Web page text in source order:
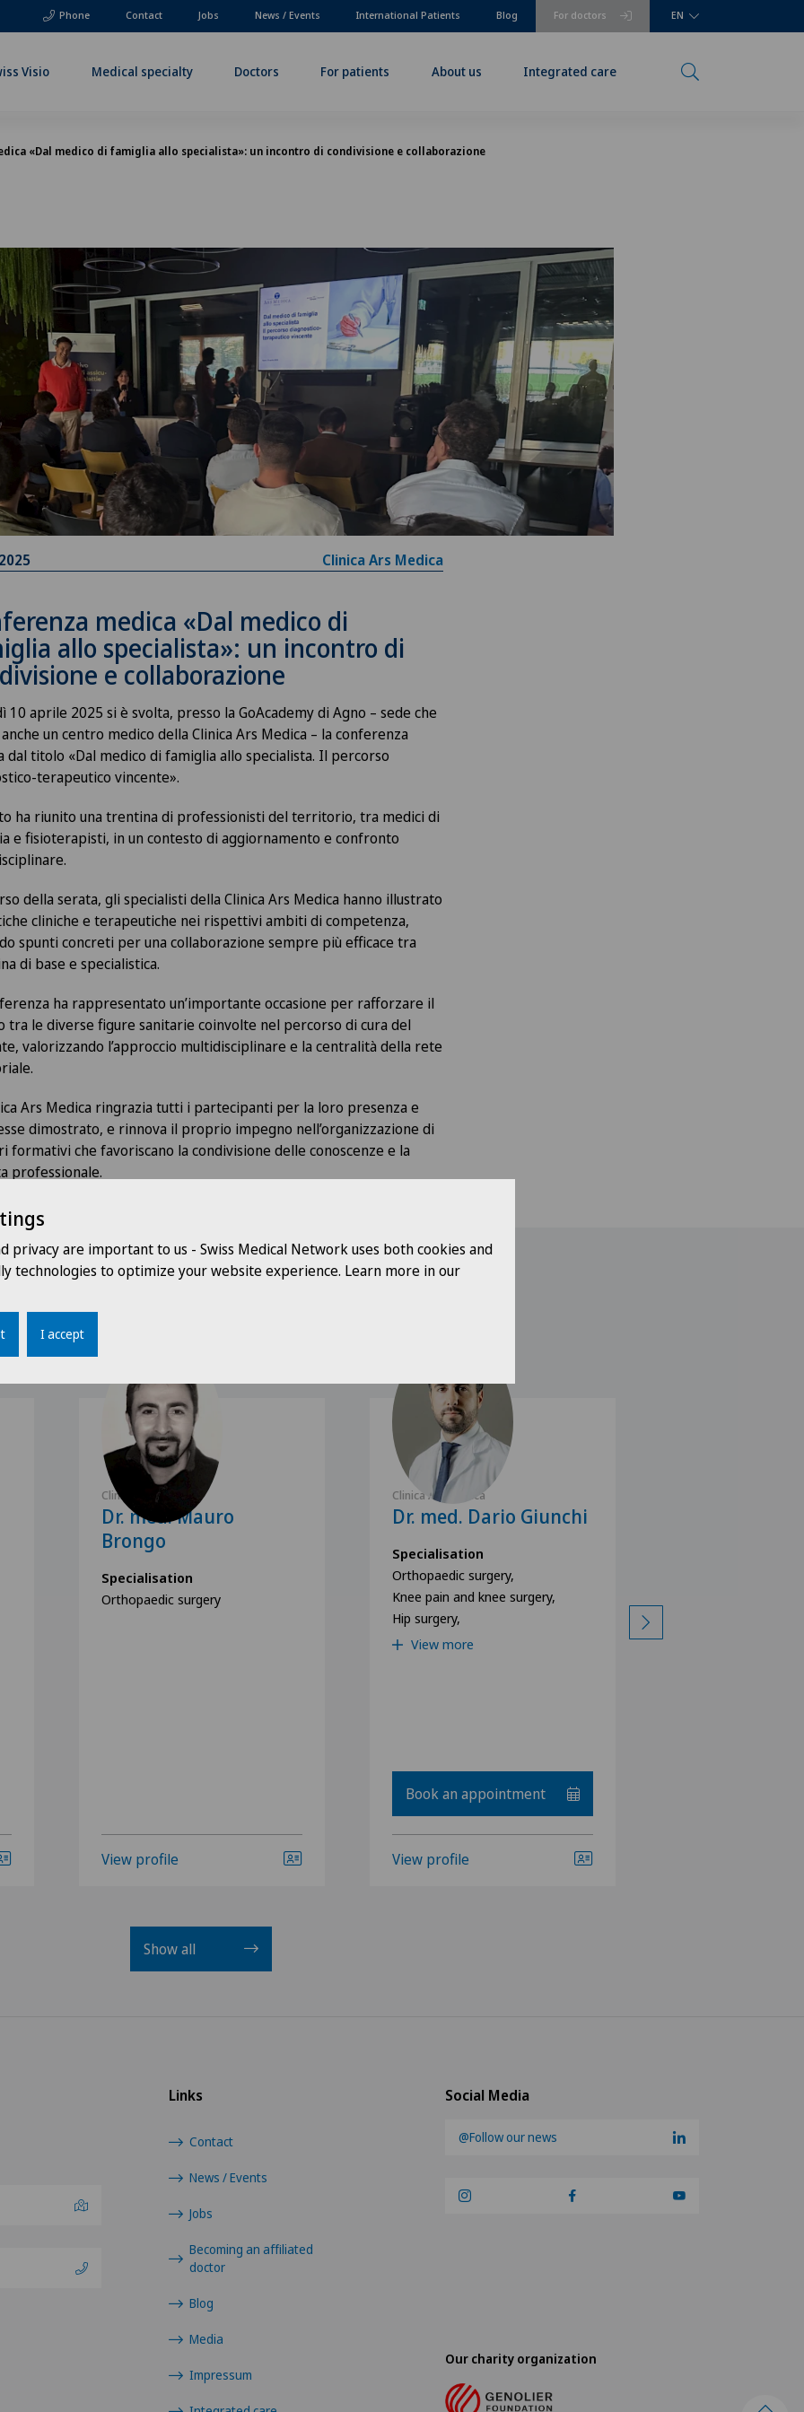
Phone For doctors
Contact Jobs News / Events International Patients Blog EN
Visio Medical specialty Doctors For patients About us Integrated care
«Dal medico di famiglia allo specialista»: un incontro di condivisione e collaborazione
Clinica Ars Medica
medica «Dal medico di
allo specialista»: un incontro di
e collaborazione
10 aprile 2025 si è svolta, presso la GoAcademy di Agno – sede che
un centro medico della Clinica Ars Medica – la conferenza
dal titolo «Dal medico di famiglia allo specialista. Il percorso
terapeutico vincente».
ha riunito una trentina di professionisti del territorio, tra medici di
e fisioterapisti, in un contesto di aggiornamento e confronto
della serata, gli specialisti della Clinica Ars Medica hanno illustrato
cliniche e terapeutiche nei rispettivi ambiti di competenza,
spunti concreti per una collaborazione sempre più efficace tra
di base e specialistica.
ha rappresentato un’importante occasione per rafforzare il
tra le diverse figure sanitarie coinvolte nel percorso di cura del
valorizzando l’approccio multidisciplinare e la centralità della rete
Ars Medica ringrazia tutti i partecipanti per la loro presenza e
dimostrato, e rinnova il proprio impegno nell’organizzazione di
formativi che favoriscano la condivisione delle conoscenze e la
professionale.
Our speakers
Clinica Ars Medica
Dr. med. Mauro
Brongo
Specialisation
Orthopaedic surgery
View profile
Clinica Ars Medica
Dr. med. Dario Giunchi
Specialisation
Orthopaedic surgery,
Knee pain and knee surgery,
Hip surgery,
View more
Book an appointment
View profile
Show all
Social Media
@Follow our news
Links
Contact
News / Events
Jobs
Becoming an affiliated
doctor
Blog
Media
Impressum
Our charity organization
privacy are important to us - Swiss Medical Network uses both cookies and
technologies to optimize your website experience. Learn more in our
I accept